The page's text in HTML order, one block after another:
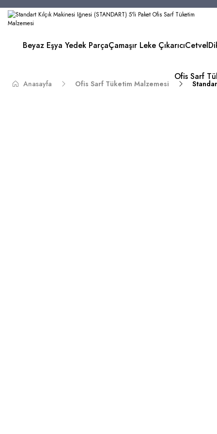
Beyaz Eşya Yedek ParçaÇamaşır Leke ÇıkarıcıCetvel
Ofis Sarf
Anasayfa Ofis Sarf Tüketim Malzemesi